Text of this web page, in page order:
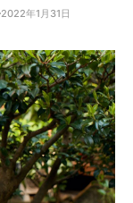
2022年1月31日